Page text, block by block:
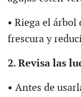
• Riega el
frescura y
2. Revisa las
• Antes de